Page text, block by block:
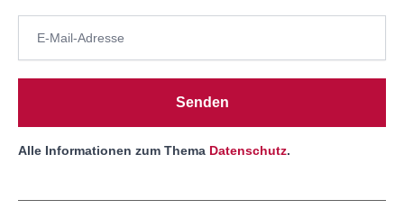
Senden
Alle Informationen zum Thema Datenschutz.